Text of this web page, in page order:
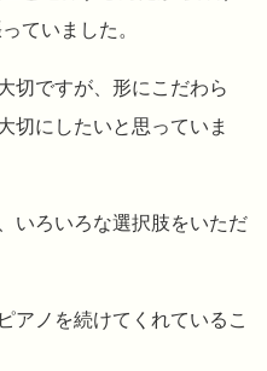
ていました。
切ですが、形にこだわら
切にしたいと思っていま
いろいろな選択肢をいただ
アノを続けてくれているこ